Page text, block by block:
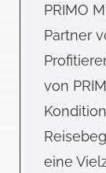
PRIMO
Partner
von
eine